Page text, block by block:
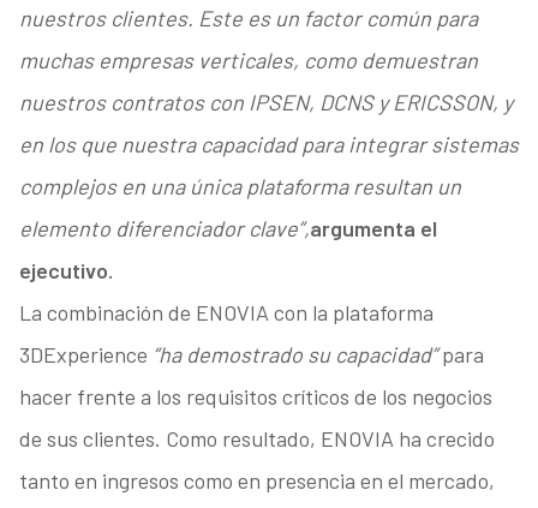
nuestros clientes. Este es un factor común para
muchas empresas verticales, como demuestran
nuestros contratos con IPSEN, DCNS y ERICSSON, y
en los que nuestra capacidad para integrar sistemas
complejos en una única plataforma resultan un
elemento diferenciador clave”,argumenta el
ejecutivo.
La combinación de ENOVIA con la plataforma
3DExperience “ha demostrado su capacidad”para
hacer frente a los requisitos críticos de los negocios
de sus clientes. Como resultado, ENOVIA ha crecido
tanto en ingresos como en presencia en el mercado,